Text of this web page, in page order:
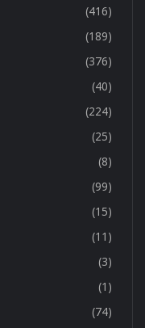
(416)
(189)
(376)
(40)
(224)
(25)
(8)
(99)
(15)
(11)
(3)
(1)
(74)